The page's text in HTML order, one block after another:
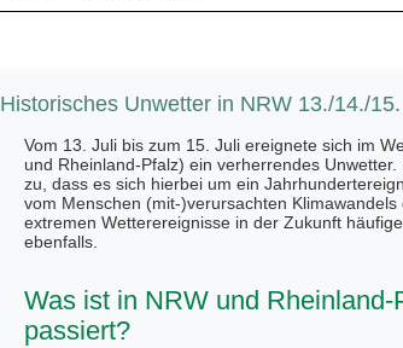
Historisches Unwetter in NRW 13./14./
Vom 13. Juli bis zum 15. Juli ereignete sich im
und Rheinland-Pfalz) ein verherrendes
zu, dass es sich hierbei um ein
vom Menschen (mit-)verursachten
extremen Wetterereignisse in der Zukunft
ebenfalls.
Was ist in NRW und
passiert?